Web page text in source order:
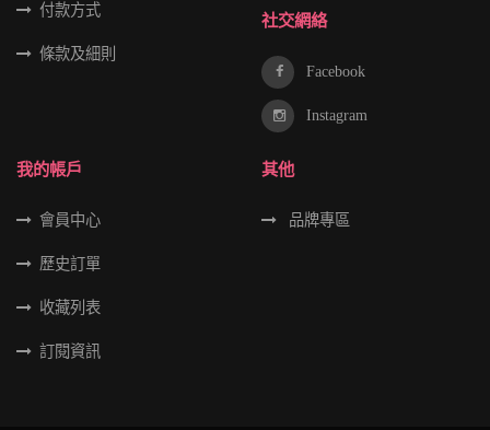
付款方式
條款及細則
社交網絡
Facebook
Instagram
我的帳戶
會員中心
歷史訂單
收藏列表
訂閱資訊
其他
品牌專區